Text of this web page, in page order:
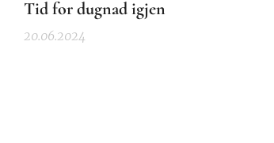
Tid for dugnad igjen
20.06.2024